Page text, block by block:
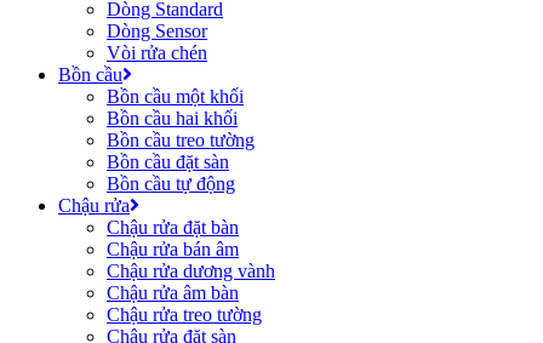
Dòng Standard
Dòng Sensor
Vòi rửa chén
Bồn cầu
Bồn cầu một khối
Bồn cầu hai khối
Bồn cầu treo tường
Bồn cầu đặt sàn
Bồn cầu tự động
Chậu rửa
Chậu rửa đặt bàn
Chậu rửa bán âm
Chậu rửa dương vành
Chậu rửa âm bàn
Chậu rửa treo tường
Chậu rửa đặt sàn